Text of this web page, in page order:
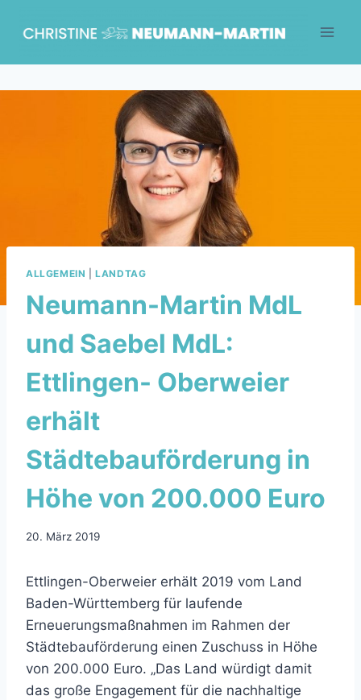
ALLGEMEIN |LANDTAG
Neumann-Martin MdL
und Saebel MdL:
Ettlingen- Oberweier
erhält
Städtebauförderung in
Höhe von 200.000 Euro
20. März 2019
Ettlingen-Oberweier erhält 2019 vom Land
Baden-Württemberg für laufende
Erneuerungsmaßnahmen im Rahmen der
Städtebauförderung einen Zuschuss in Höhe
von 200.000 Euro. „Das Land würdigt damit
das große Engagement für die nachhaltige